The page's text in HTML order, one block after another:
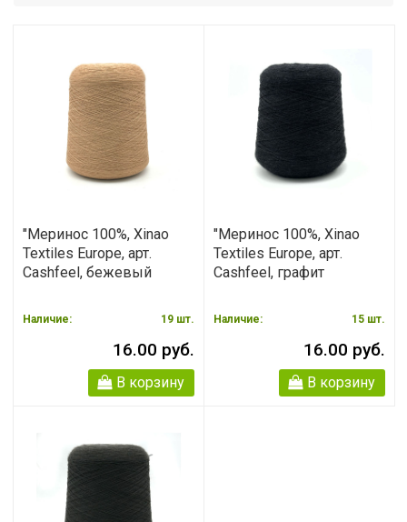
"Меринос 100%, Xinao
Textiles Europe, арт.
Cashfeel, бежевый
Наличие: 19 шт.
16.00 руб.
В корзину
"Меринос 100%, Xinao
Textiles Europe, арт.
Cashfeel, графит
Наличие: 15 шт.
16.00 руб.
В корзину